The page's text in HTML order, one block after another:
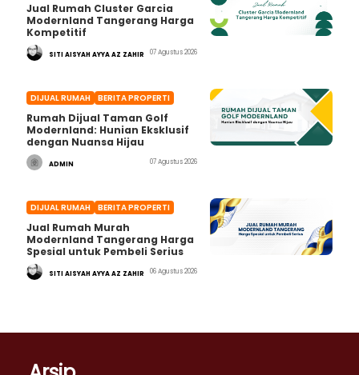
Jual Rumah Cluster Garcia
Modernland Tangerang Harga
Kompetitif
SITI AISYAH AYYA AZ ZAHIR 07 Agustus 2026
DIJUAL RUMAH BERITA PROPERTI
Rumah Dijual Taman Golf
Modernland: Hunian Eksklusif
dengan Nuansa Hijau
ADMIN 07 Agustus 2026
DIJUAL RUMAH BERITA PROPERTI
Jual Rumah Murah
Modernland Tangerang Harga
Spesial untuk Pembeli Serius
SITI AISYAH AYYA AZ ZAHIR 06 Agustus 2026